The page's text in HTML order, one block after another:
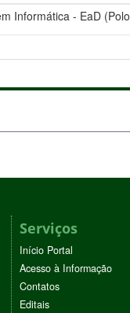
Informática - EaD
Serviços
Início Portal
Acesso à Informação
Contatos
Editais